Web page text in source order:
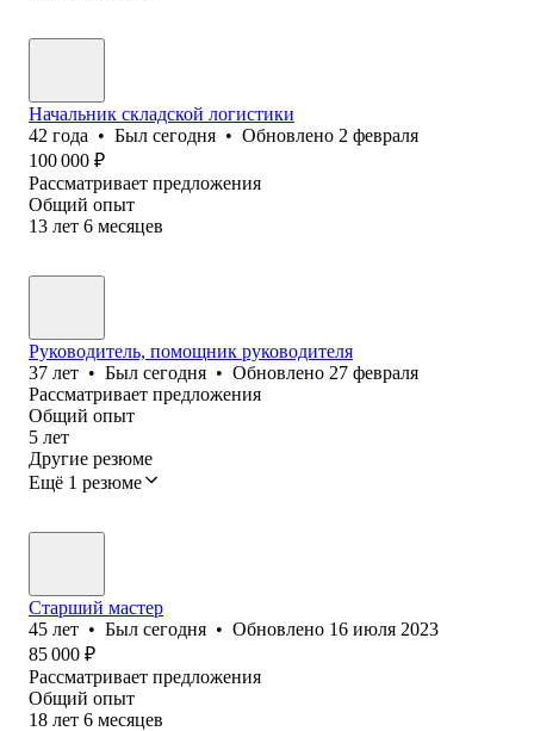
Начальник складской логистики
42 года • Был сегодня • Обновлено 2 февраля
100 000 ₽
Рассматривает предложения
Общий опыт
13 лет 6 месяцев
Руководитель, помощник руководителя
37 лет • Был сегодня • Обновлено 27 февраля
Рассматривает предложения
Общий опыт
5 лет
Другие резюме
Ещё 1 резюме
Старший мастер
45 лет • Был сегодня • Обновлено 16 июля 2023
85 000 ₽
Рассматривает предложения
Общий опыт
18 лет 6 месяцев